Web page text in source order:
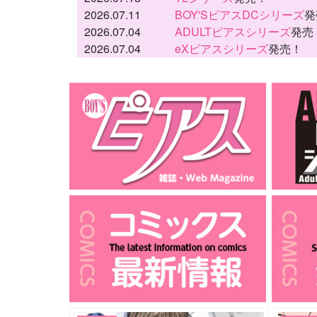
2026.07.11 BOY'SピアスDCシリーズ
2026.07.04 ADULTピアスシリーズ発売
2026.07.04 eXピアスシリーズ発売！